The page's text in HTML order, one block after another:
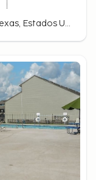
Baixa de San Antonio, San Antonio, Texas, Estados Unidos